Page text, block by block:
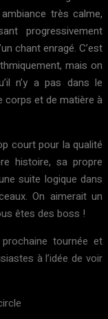
très calme,
progressivement
chant enragé. C’est
mais on
n’y a pas dans le
corps et de matière à
court pour la qualité
histoire, sa propre
suite logique dans
On aimerait un
êtes des boss !
tournée et
à l’idée de voir